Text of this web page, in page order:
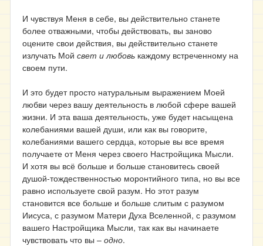
И чувствуя Меня в себе, вы действительно станете
более отважными, чтобы действовать, вы заново
оцените свои действия, вы действительно станете
излучать Мой свет и любовь каждому встреченному на
своем пути.
И это будет просто натуральным выражением Моей
любви через вашу деятельность в любой сфере вашей
жизни. И эта ваша деятельность, уже будет насыщена
колебаниями вашей души, или как вы говорите,
колебаниями вашего сердца, которые вы все время
получаете от Меня через своего Настройщика Мысли.
И хотя вы всё больше и больше становитесь своей
душой-тождественностью моронтийного типа, но вы все
равно используете свой разум. Но этот разум
становится все больше и больше слитым с разумом
Иисуса, с разумом Матери Духа Вселенной, с разумом
вашего Настройщика Мысли, так как вы начинаете
чувствовать что вы – одно.